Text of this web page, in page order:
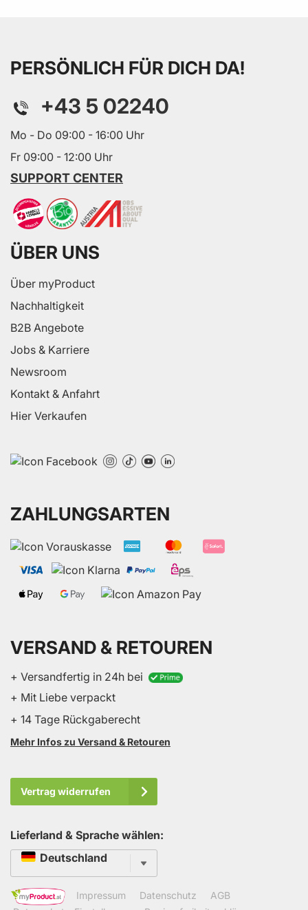
PERSÖNLICH FÜR DICH DA!
+43 5 02240
Mo - Do 09:00 - 16:00 Uhr
Fr 09:00 - 12:00 Uhr
SUPPORT CENTER
ÜBER UNS
Über myProduct
Nachhaltigkeit
B2B Angebote
Jobs & Karriere
Newsroom
Kontakt & Anfahrt
Hier Verkaufen
ZAHLUNGSARTEN
VERSAND & RETOUREN
+ Versandfertig in 24h bei
+ Mit Liebe verpackt
+ 14 Tage Rückgaberecht
Mehr Infos zu Versand & Retouren
Vertrag widerrufen
Lieferland & Sprache wählen:
SpracheDeutschland
Impressum Datenschutz
AGB